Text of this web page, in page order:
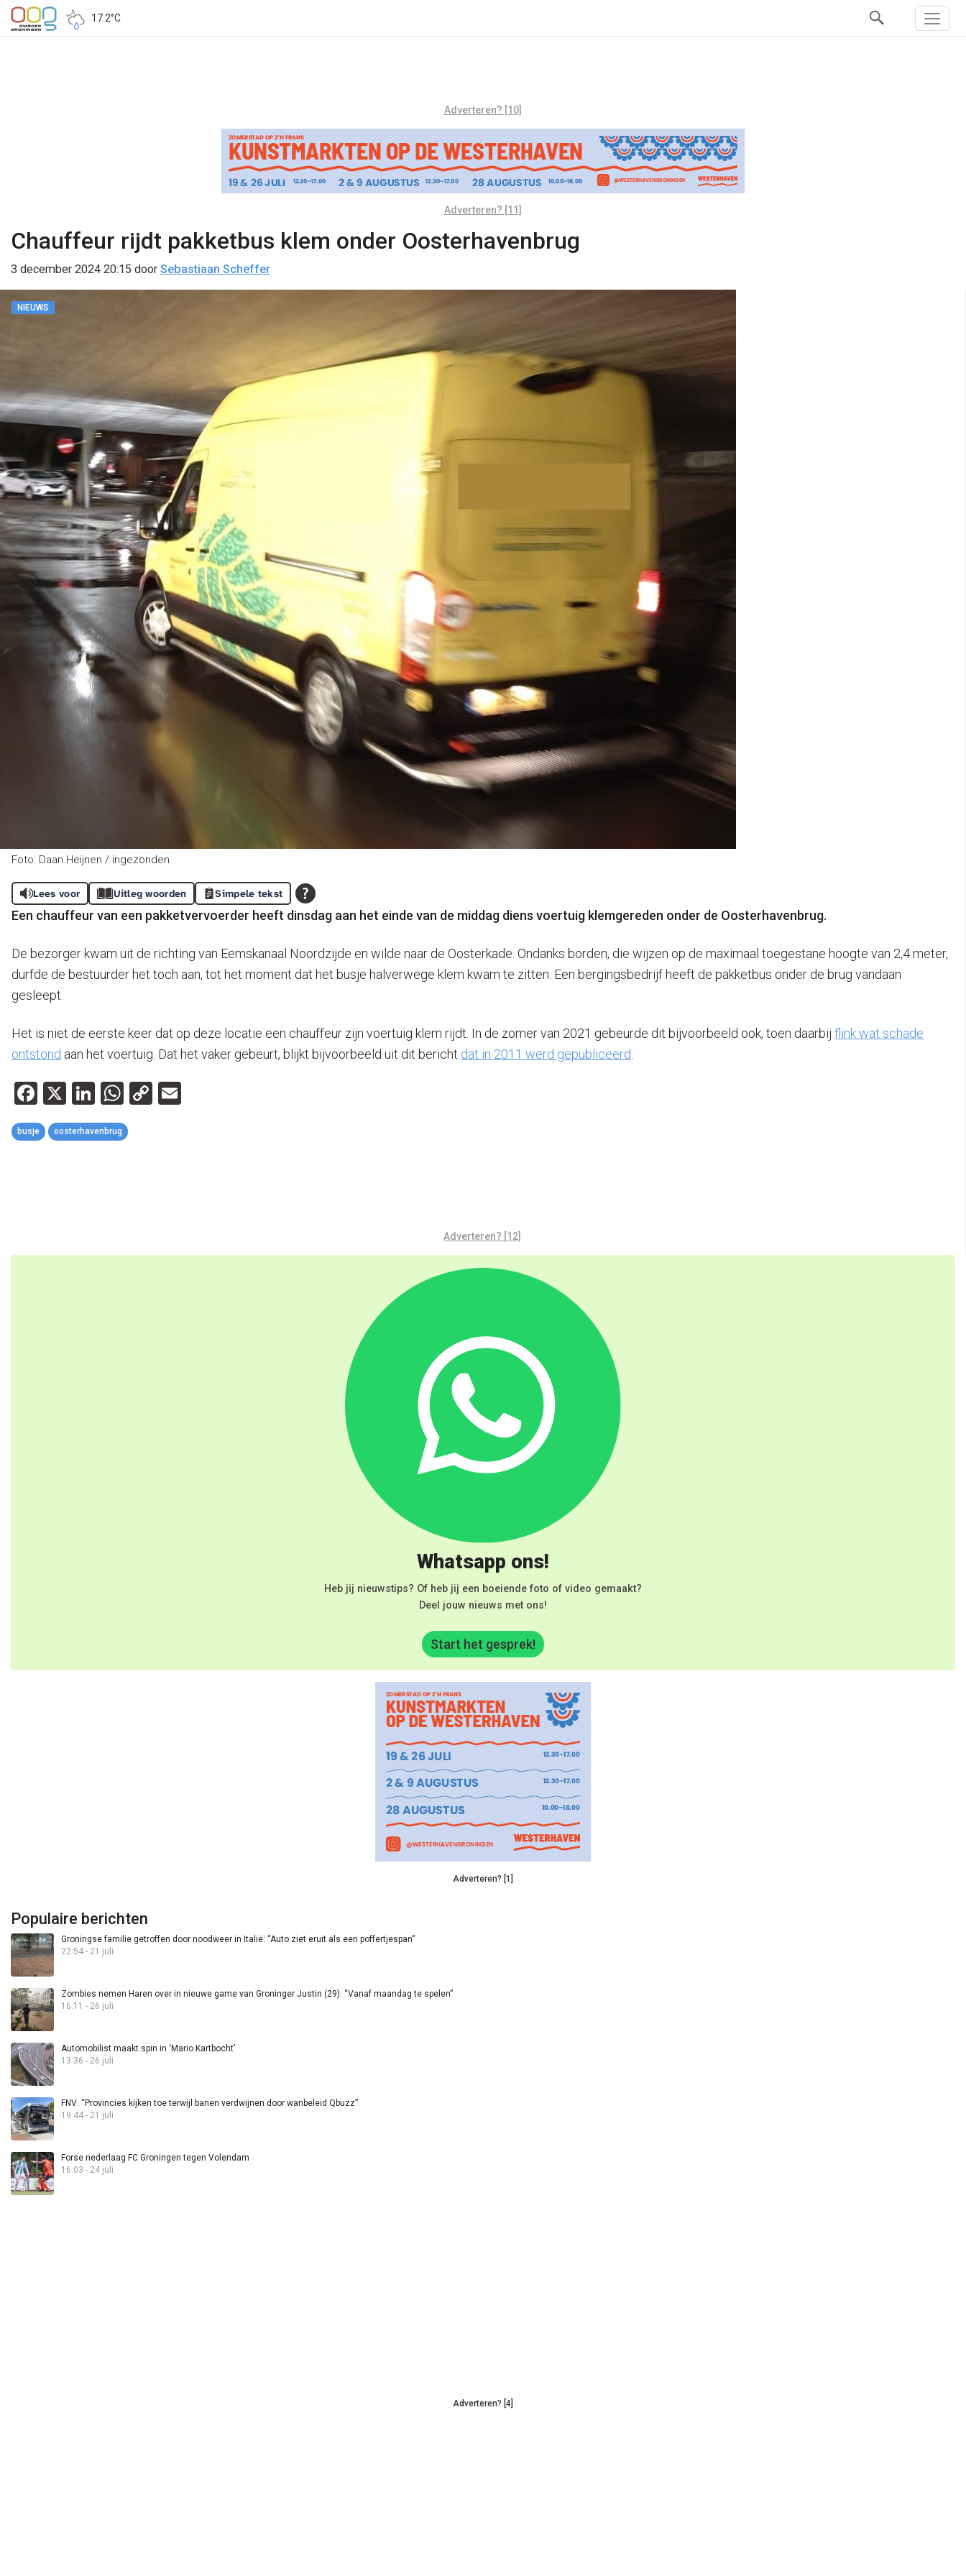
17.2°C
Adverteren? [10]
Adverteren? [11]
Chauffeur rijdt pakketbus klem onder Oosterhavenbrug
3 december 2024 20:15 door Sebastiaan Scheffer
NIEUWS
Foto: Daan Heijnen / ingezonden
Lees voor Uitleg woorden Simpele tekst
Een chauffeur van een pakketvervoerder heeft dinsdag aan het einde van de middag diens voertuig klemgereden onder de Oosterhavenbrug.
De bezorger kwam uit de richting van Eemskanaal Noordzijde en wilde naar de Oosterkade. Ondanks borden, die wijzen op de maximaal toegestane hoogte van 2,4 meter,
durfde de bestuurder het toch aan, tot het moment dat het busje halverwege klem kwam te zitten. Een bergingsbedrijf heeft de pakketbus onder de brug vandaan
gesleept.
Het is niet de eerste keer dat op deze locatie een chauffeur zijn voertuig klem rijdt. In de zomer van 2021 gebeurde dit bijvoorbeeld ook, toen daarbij flink wat schade
ontstond aan het voertuig. Dat het vaker gebeurt, blijkt bijvoorbeeld uit dit bericht dat in 2011 werd gepubliceerd
Facebook
X LinkedIn
WhatsApp
Copy
busje oosterhavenbrug
Adverteren? [12]
Whatsapp ons!
Heb jij nieuwstips? Of heb jij een boeiende foto of video gemaakt?
Deel jouw nieuws met ons!
Start het gesprek!
Adverteren? [1]
Populaire berichten
Groningse familie getroffen door noodweer in Italië: “Auto ziet eruit als een poffertjespan”
22:54 - 21 juli
Zombies nemen Haren over in nieuwe game van Groninger Justin (29): “Vanaf maandag te spelen”
16:11 - 26 juli
Automobilist maakt spin in ‘Mario Kartbocht’
13:36 - 26 juli
FNV: “Provincies kijken toe terwijl banen verdwijnen door wanbeleid Qbuzz”
19:44 - 21 juli
Forse nederlaag FC Groningen tegen Volendam
16:03 - 24 juli
Adverteren? [4]